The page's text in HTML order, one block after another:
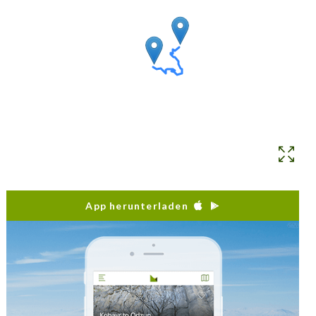
App herunterladen